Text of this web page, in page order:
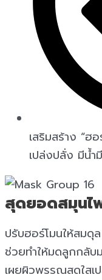
เสริมสร้าง “ฮ
เปล่งปลั่ง มีน้ำ
สุดยอดสมุนไ
ปรับฮอร์โมนให้สมดุ
ช่วยทำให้มดลูกกลับ
เผยผิวพรรณสดใสเ